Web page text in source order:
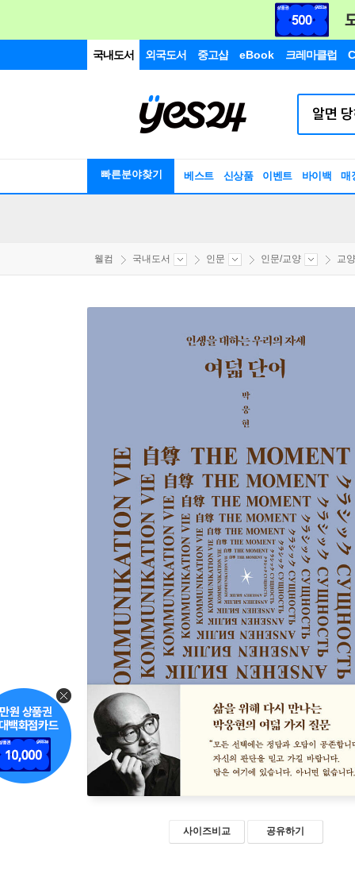
국내도서 외국도서 중고샵 eBook 크레마클럽
빠른분야찾기 베스트 신상품 이벤트 바이백 매
웰컴 국내도서 인문 인문/교양 교
사이즈비교 공유하기